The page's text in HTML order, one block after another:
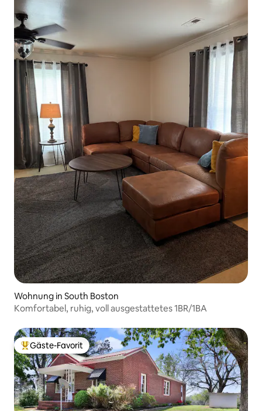
Wohnung in South Boston
Komfortabel, ruhig, voll ausgestattetes 1BR/1BA
Beliebter Gäste-Favorit.
Gäste-Favorit